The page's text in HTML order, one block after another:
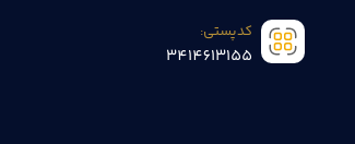
کدپستی:
3414613155